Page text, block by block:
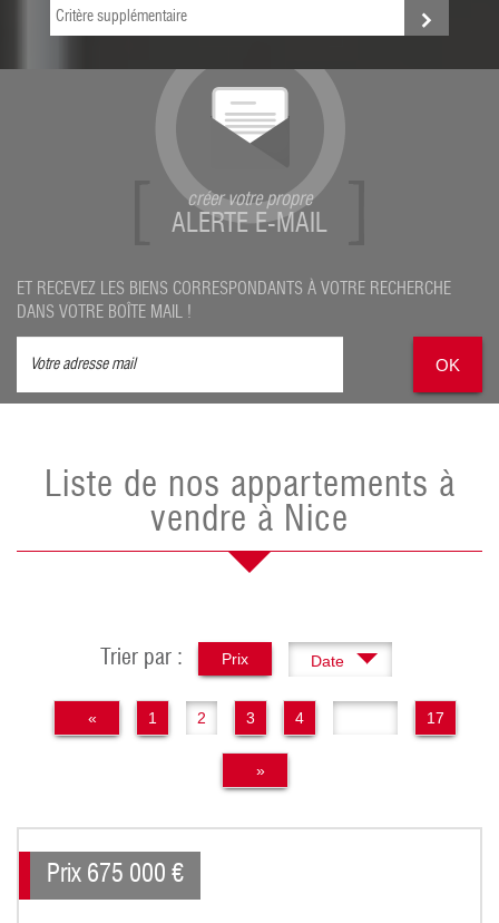
Critère supplémentaire
créer votre propre
ALERTE E-MAIL
ET RECEVEZ LES BIENS CORRESPONDANTS À VOTRE RECHERCHE
DANS VOTRE BOÎTE MAIL !
OK
Liste de nos appartements à
vendre à Nice
Trier par : Prix Date
« 1 2 3 4 17
»
Prix 675 000 €